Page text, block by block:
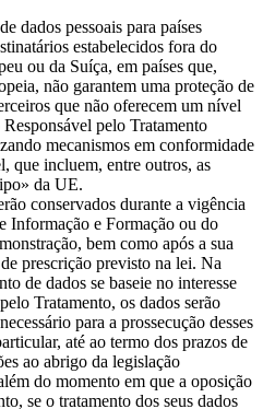
dados pessoais para países
estabelecidos fora do
ou da Suíça, em países que,
não garantem uma proteção de
que não oferecem um nível
pelo Tratamento
mecanismos em conformidade
que incluem, entre outros, as
da UE.
conservados durante a vigência
Informação e Formação ou do
bem como após a sua
prescrição previsto na lei. Na
de dados se baseie no interesse
Tratamento, os dados serão
para a prossecução desses
até ao termo dos prazos de
ao abrigo da legislação
do momento em que a oposição
se o tratamento dos seus dados